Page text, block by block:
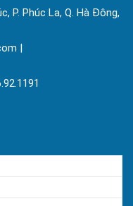
P. Phúc La, Q. Hà Đông,
|